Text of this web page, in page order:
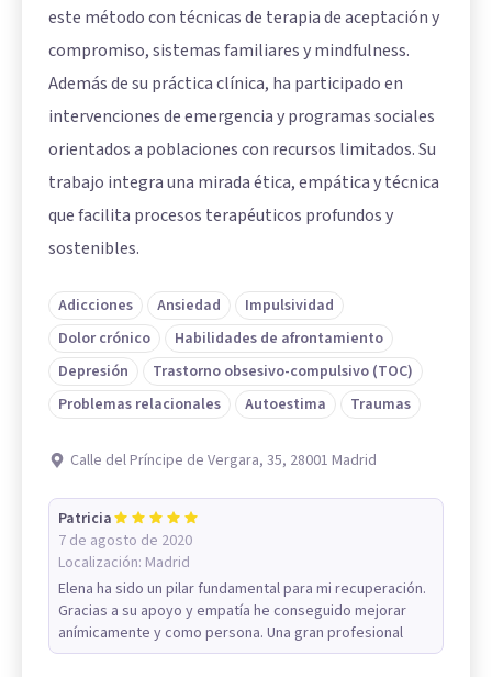
este método con técnicas de terapia de aceptación y
compromiso, sistemas familiares y mindfulness.
Además de su práctica clínica, ha participado en
intervenciones de emergencia y programas sociales
orientados a poblaciones con recursos limitados. Su
trabajo integra una mirada ética, empática y técnica
que facilita procesos terapéuticos profundos y
sostenibles.
Adicciones Ansiedad
Impulsividad
Dolor crónico
Habilidades de afrontamiento
Depresión
Trastorno obsesivo-compulsivo (TOC)
Problemas relacionales
Autoestima Traumas
Calle del Príncipe de Vergara, 35, 28001 Madrid
Patricia
7 de agosto de 2020
Localización: Madrid
Elena ha sido un pilar fundamental para mi recuperación.
Gracias a su apoyo y empatía he conseguido mejorar
anímicamente y como persona. Una gran profesional